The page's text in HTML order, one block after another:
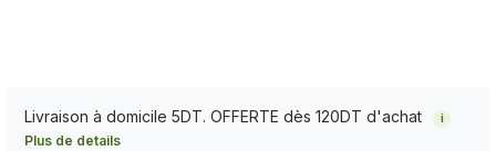
Livraison à domicile 5DT. OFFERTE dès 120DT d'achat i
Plus de details